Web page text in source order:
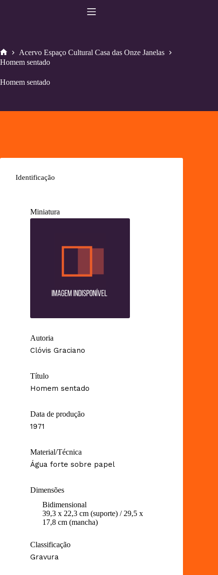
Home
Acervo Espaço Cultural Casa das Onze Janelas
Homem sentado
Homem sentado
Identificação
Miniatura
Autoria
Clóvis Graciano
Título
Homem sentado
Data de produção
1971
Material/Técnica
Água forte sobre papel
Dimensões
Bidimensional
39,3 x 22,3 cm (suporte) / 29,5 x
17,8 cm (mancha)
Classificação
Gravura